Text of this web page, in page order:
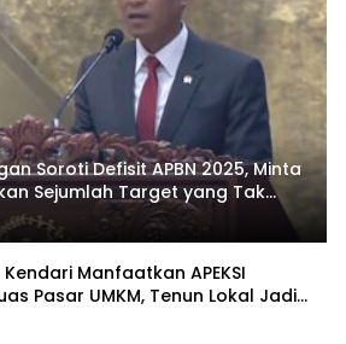
Soroti Defisit APBN 2025, Minta
Sejumlah Target yang Tak
Manfaatkan APEKSI
Pasar UMKM, Tenun Lokal Jadi